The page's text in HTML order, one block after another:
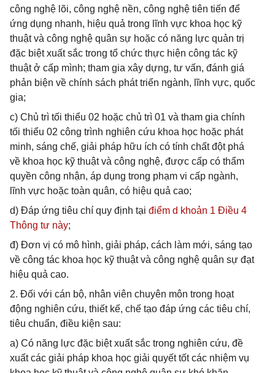
công nghệ lõi, công nghệ nền, công nghệ tiên tiến để
ứng dụng nhanh, hiệu quả trong lĩnh vực khoa học kỹ
thuật và công nghệ quân sự hoặc có năng lực quản trị
đặc biệt xuất sắc trong tổ chức thực hiện công tác kỹ
thuật ở cấp mình; tham gia xây dựng, tư vấn, đánh giá
phản biện về chính sách phát triển ngành, lĩnh vực, quốc
gia;
c) Chủ trì tối thiểu 02 hoặc chủ trì 01 và tham gia chính
tối thiểu 02 công trình nghiên cứu khoa học hoặc phát
minh, sáng chế, giải pháp hữu ích có tính chất đột phá
về khoa học kỹ thuật và công nghệ, được cấp có thẩm
quyền công nhận, áp dụng trong phạm vi cấp ngành,
lĩnh vực hoặc toàn quân, có hiệu quả cao;
d) Đáp ứng tiêu chí quy định tại điểm d khoản 1 Điều 4
Thông tư này;
đ) Đơn vị có mô hình, giải pháp, cách làm mới, sáng tạo
về công tác khoa học kỹ thuật và công nghệ quân sự đạt
hiệu quả cao.
2. Đối với cán bộ, nhân viên chuyên môn trong hoạt
động nghiên cứu, thiết kế, chế tạo đáp ứng các tiêu chí,
tiêu chuẩn, điều kiện sau:
a) Có năng lực đặc biệt xuất sắc trong nghiên cứu, đề
xuất các giải pháp khoa học giải quyết tốt các nhiệm vụ